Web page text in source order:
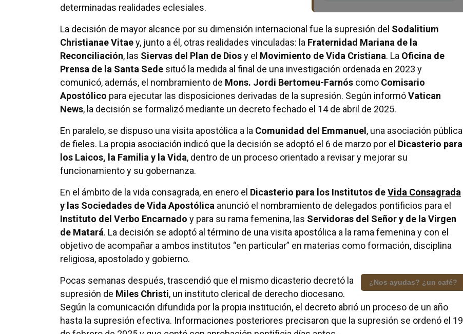
determinadas realidades eclesiales.
La decisión de mayor alcance por su dimensión internacional fue la supresión del Sodalitium
Christianae Vitaey, junto a él, otras realidades vinculadas: la Fraternidad Mariana de la
Reconciliación, las Siervas del Plan de Diosy el Movimiento de Vida Cristiana. La Oficina de
Prensa de la Santa Sede situó la medida al final de una investigación ordenada en 2023 y
comunicó, además, el nombramiento de Mons. Jordi Bertomeu-Farnós como Comisario
Apostólico para ejecutar las disposiciones derivadas de la supresión. Según informóVatican
News, la decisión se formalizó mediante un decreto fechado el 14 de abril de 2025.
En paralelo, se dispuso una visita apostólica a la Comunidad del Emmanuel, una asociación pública
de fieles. La propia asociación indicó que la decisión se adoptó el 6 de marzo por el Dicasterio para
los Laicos, la Familia y la Vida, dentro de un proceso orientado a revisar y mejorar su
funcionamiento y su gobernanza.
En el ámbito de la vida consagrada, en enero el Dicasterio para los Institutos deVida Consagrada
y las Sociedades de Vida Apostólica anunció el nombramiento de delegados pontificios para el
Instituto del Verbo Encarnado y para su rama femenina, las Servidoras del Señor y de la Virgen
de Matará. La decisión se adoptó al término de una visita apostólica a la rama femenina y con el
objetivo de acompañar a ambos institutos “en particular” en materias como formación, disciplina
religiosa, apostolado y gobierno.
¿Nos ayudas? ¿un café?
Pocas semanas después, trascendió que el mismo dicasterio decretó la
supresión de Miles Christi, un instituto clerical de derecho diocesano.
Según la comunicación difundida por la propia institución, el decreto abrió un proceso de un año
hasta la supresión efectiva. Informaciones posteriores precisaron que la supresión se ordenó el 19